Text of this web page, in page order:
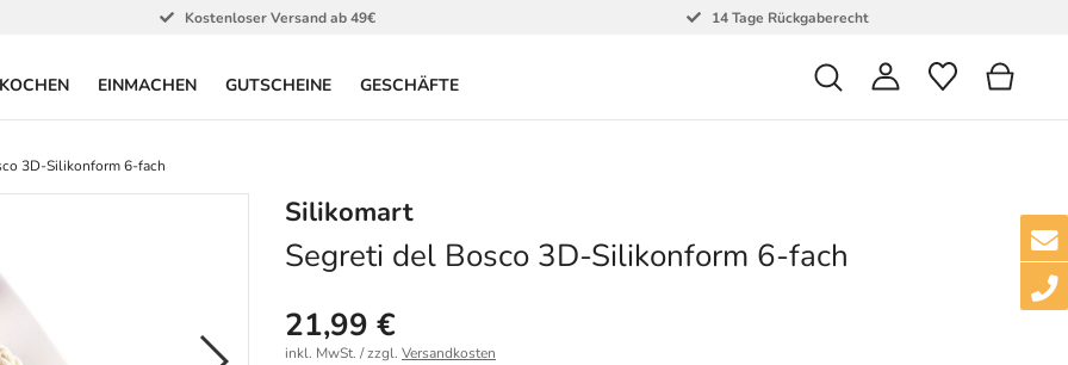
Kostenloser Versand ab 49€ 14 Tage Rückgaberecht
KOCHEN EINMACHEN GUTSCHEINE GESCHÄFTE
3D-Silikonform 6-fach
Silikomart
Segreti del Bosco 3D-Silikonform 6-fach
21,99 €
inkl. MwSt. / zzgl. Versandkosten